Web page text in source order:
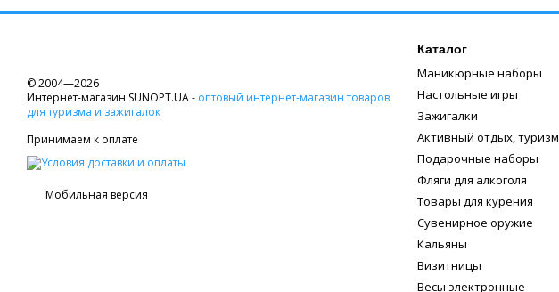
© 2004—2026
Интернет-магазин SUNOPT.UA - оптовый интернет-магазин товаров
для туризма и зажигалок
Принимаем к оплате
Мобильная версия
Каталог
Маникюрные наборы
Настольные игры
Зажигалки
Активный отдых, туризм
Подарочные наборы
Фляги для алкоголя
Товары для курения
Сувенирное оружие
Кальяны
Визитницы
Весы электронные